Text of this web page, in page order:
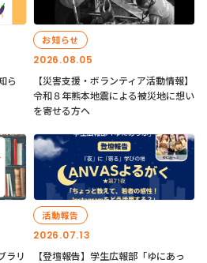
ら
2026.08.05
お知らせ
【災害支援・ボランティア活動情報】
令和８年熊本地震による被災地に想い
を寄せる方へ
ラリ
2026.07.13
活動報告
【登壇報告】学生広報部「ゆにあっ